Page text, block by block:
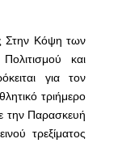
Στην Κόψη των
και
για τον
τριήμερο
την Παρασκευή
τρεξίματος